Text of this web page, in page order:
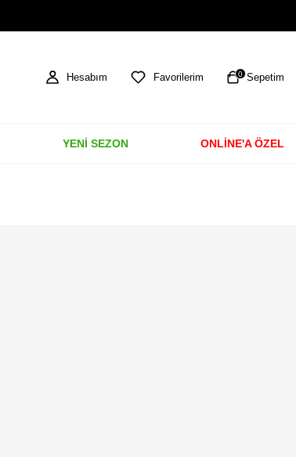
Hesabım Favorilerim 0 Sepetim
YENİ SEZON ONLİNE'A ÖZEL